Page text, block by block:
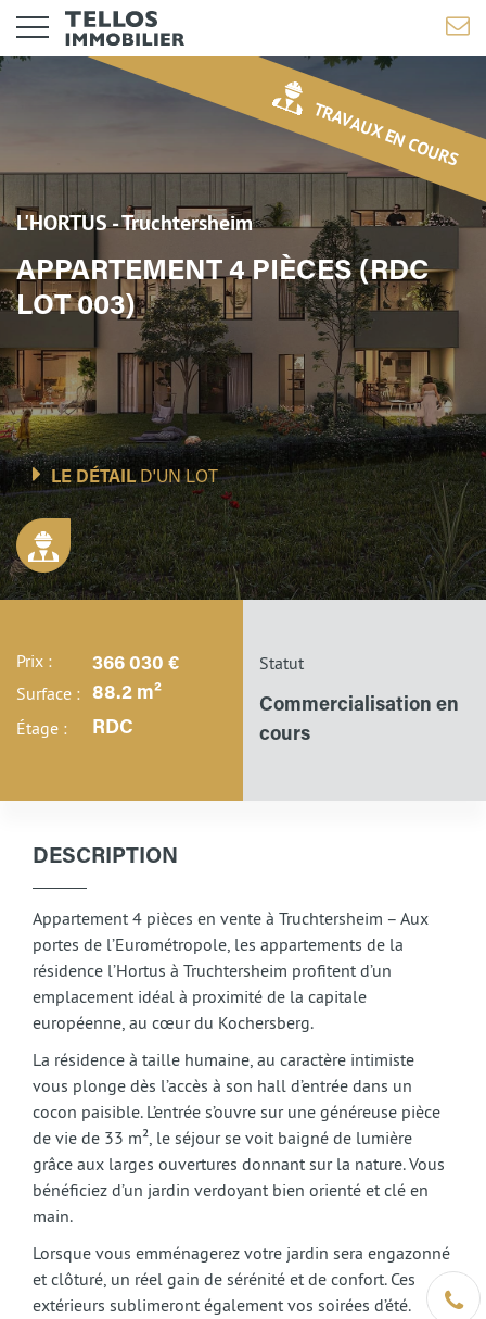
Être
TRAVAUX EN COURS
L'HORTUS - Truchtersheim
APPARTEMENT 4 PIÈCES (RDC
LOT 003)
LE DÉTAILD'UN LOT
Prix : 366 030 €
Surface : 88.2 m²
Étage : RDC
Statut
Commercialisation en
cours
DESCRIPTION
Appartement 4 pièces en vente à Truchtersheim – Aux
portes de l’Eurométropole, les appartements de la
résidence l’Hortus à Truchtersheim profitent d’un
emplacement idéal à proximité de la capitale
européenne, au cœur du Kochersberg.
La résidence à taille humaine, au caractère intimiste
vous plonge dès l’accès à son hall d’entrée dans un
cocon paisible. L’entrée s’ouvre sur une généreuse pièce
de vie de 33 m², le séjour se voit baigné de lumière
grâce aux larges ouvertures donnant sur la nature. Vous
bénéficiez d’un jardin verdoyant bien orienté et clé en
main.
Lorsque vous emménagerez votre jardin sera engazonné
et clôturé, un réel gain de sérénité et de confort. Ces
extérieurs sublimeront également vos soirées d’été.